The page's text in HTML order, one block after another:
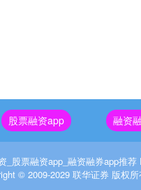
股票融资app 融资
_股票融资app_融资融券app推荐
© 2009-2029 联华证券 版权所